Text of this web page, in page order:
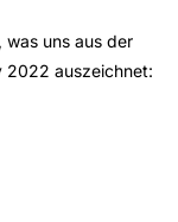
was uns aus der
2022 auszeichnet: